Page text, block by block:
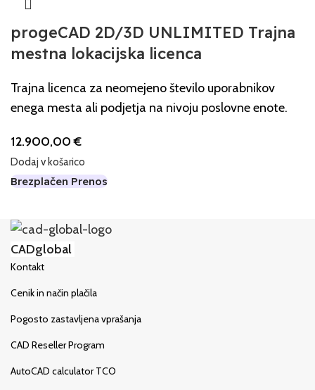
progeCAD 2D/3D UNLIMITED Trajna
mestna lokacijska licenca
Trajna licenca za neomejeno število uporabnikov
enega mesta ali podjetja na nivoju poslovne enote.
12.900,00€
Dodaj v košarico
Brezplačen Prenos
CADglobal
Kontakt
Cenik in način plačila
Pogosto zastavljena vprašanja
CAD Reseller Program
AutoCAD calculator TCO